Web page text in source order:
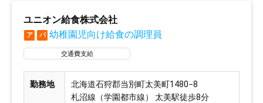
ユニオン給食株式会社
ア パ 幼稚園児向け給食の調理員
交通費支給
勤務地
北海道石狩郡当別町太美町1480−8
札沼線（学園都市線） 太美駅徒歩8分